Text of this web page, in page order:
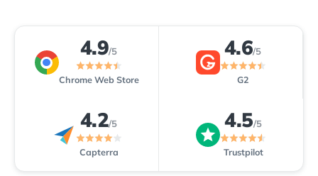
4.9/5
Chrome Web Store
2
4.6/5
G2
4.2/5
Capterra
4.5/5
Trustpilot